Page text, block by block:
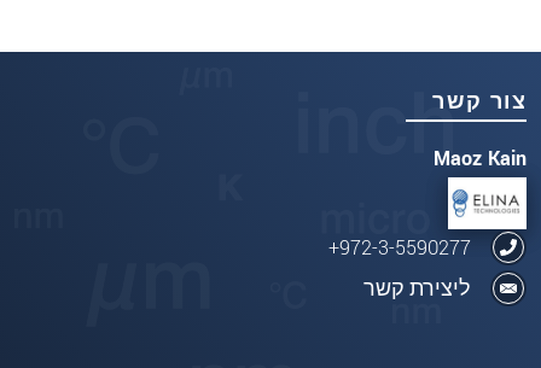
צור קשר
Maoz Kain
972-3-5590277+
ליצירת קשר